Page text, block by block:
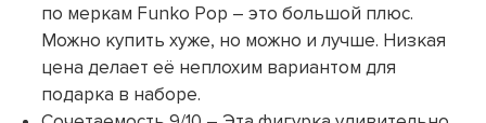
по меркам Funko Pop – это большой плюс.
Можно купить хуже, но можно и лучше. Низкая
цена делает её неплохим вариантом для
подарка в наборе.